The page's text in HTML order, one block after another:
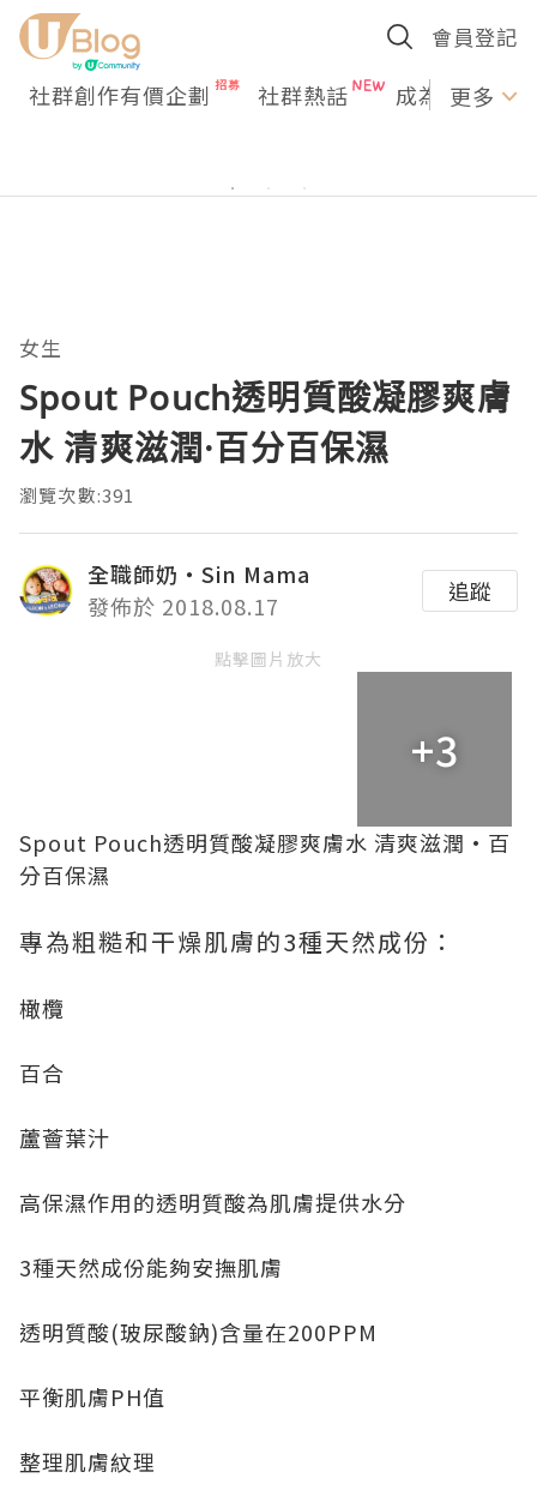
會員登記
社群創作有價企劃 社群熱話 成為U更多
女生
Spout Pouch透明質酸凝膠爽膚
水 清爽滋潤·百分百保濕
瀏覽次數:391
全職師奶‧Sin Mama
發佈於 2018.08.17
追蹤
點擊圖片放大
+3
Spout Pouch透明質酸凝膠爽膚水 清爽滋潤·百
分百保濕
專為粗糙和干燥肌膚的3種天然成份：
橄欖
百合
蘆薈葉汁
高保濕作用的透明質酸為肌膚提供水分
3種天然成份能夠安撫肌膚
透明質酸(玻尿酸鈉)含量在200PPM
平衡肌膚PH值
整理肌膚紋理